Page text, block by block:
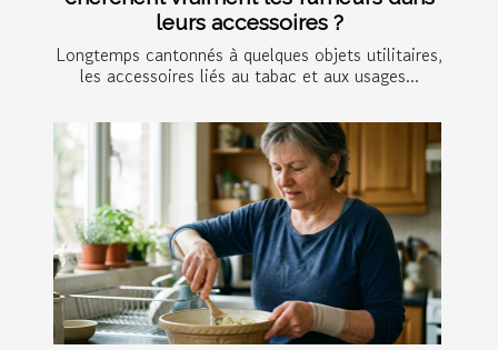
leurs accessoires ?
Longtemps cantonnés à quelques objets utilitaires,
les accessoires liés au tabac et aux usages...